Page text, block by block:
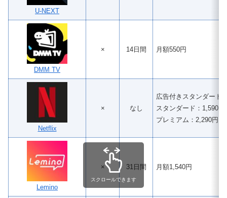
U-NEXT
DMM TV
× 14日間 月額550円
Netflix
× なし
広告付きスタンダード
スタンダード：1,590円
プレミアム：2,290円
Lemino
× 31日間 月額1,540円
スクロールできます